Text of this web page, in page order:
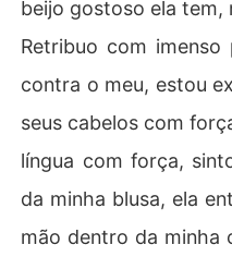
beijo gostoso ela tem,
Retribuo com
contra o meu, estou
seus cabelos com
língua com força,
da minha blusa, ela
mão dentro da minha